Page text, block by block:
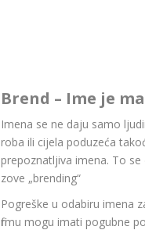
Brend – Ime je
Imena se ne daju samo
roba ili cijela poduzeća
prepoznatljiva imena. To
zove „brending“
Pogreške u odabiru imena
firmu mogu imati pogubne